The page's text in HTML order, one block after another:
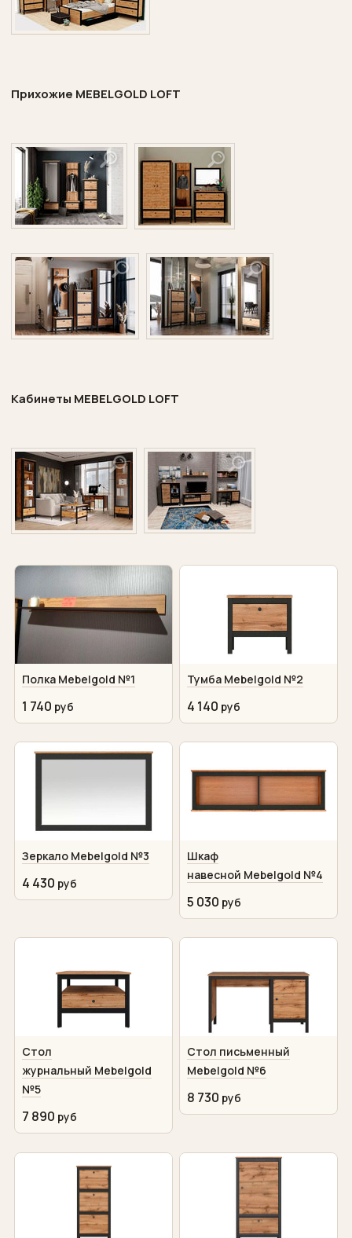
Прихожие MEBELGOLD LOFT
Кабинеты MEBELGOLD LOFT
Полка Mebelgold №1
1 740
Тумба Mebelgold №2
4 140
Зеркало Mebelgold №3
4 430
Шкаф
навесной Mebelgold №4
5 030
Стол
журнальный Mebelgold
№5
7 890
Стол письменный
Mebelgold №6
8 730